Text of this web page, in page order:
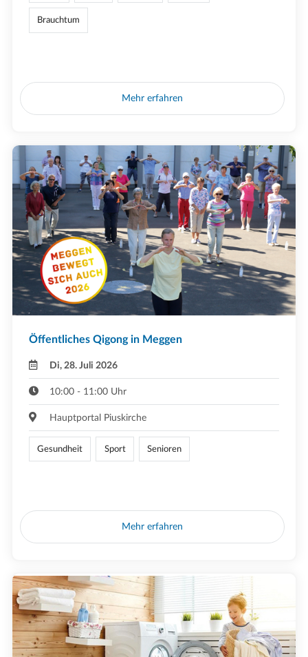
Brauchtum
Mehr erfahren
Öffentliches Qigong in Meggen
Di, 28. Juli 2026
10:00 - 11:00 Uhr
Hauptportal Piuskirche
Gesundheit Sport Senioren
Mehr erfahren